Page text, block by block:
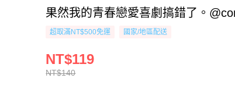
果然我的青春戀愛喜劇搞錯了。
超取滿NT$500免運 國家/地區配送
NT$140
NT$119